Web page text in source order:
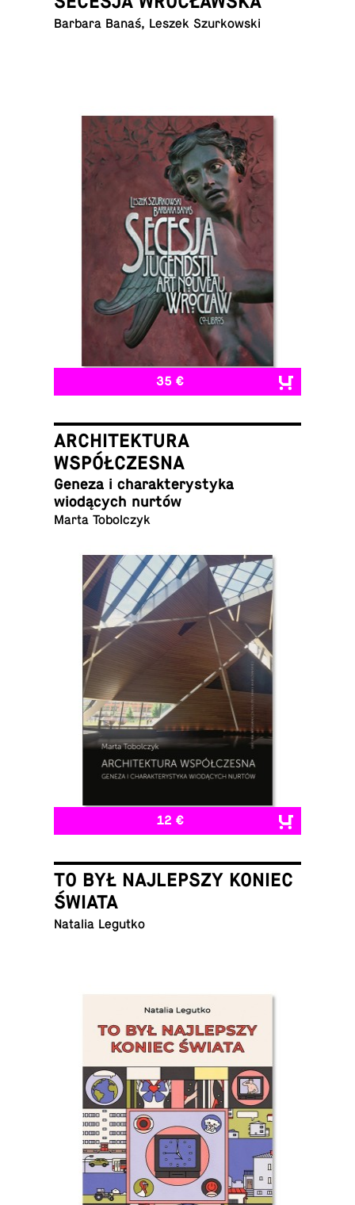
Barbara Banaś, Leszek Szurkowski
35 €
ARCHITEKTURA
WSPÓŁCZESNA
Geneza i charak­terystyka
wiodących nurtów
Marta Tobolczyk
12 €
TO BYŁ NAJLEPSZY KONIEC
ŚWIATA
Natalia Legutko